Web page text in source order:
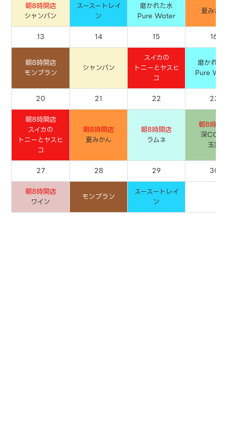
朝8時開店
シャンパン
スースートレイ
ン
磨かれた水
Pure Water
夏みかん
13 14 15 16
朝8時開店
モンブラン
シャンパン
スイカの
トニーとヤスヒ
コ
磨かれた
Pure
20 21 22
23
朝8時開店
スイカの
トニーとヤスヒ
コ
朝8時開店
夏みかん
朝8時開店
ラムネ
朝8時開
深
玉露
27 28 29
30
朝8時開店
ワイン
モンブラン
スースートレイ
ン